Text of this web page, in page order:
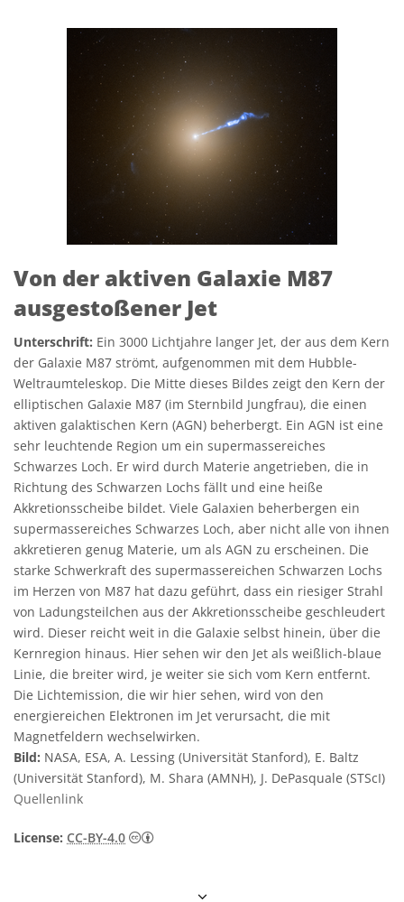
Von der aktiven Galaxie M87
ausgestoßener Jet
Unterschrift: Ein 3000 Lichtjahre langer Jet, der aus dem Kern
der Galaxie M87 strömt, aufgenommen mit dem Hubble-
Weltraumteleskop. Die Mitte dieses Bildes zeigt den Kern der
elliptischen Galaxie M87 (im Sternbild Jungfrau), die einen
aktiven galaktischen Kern (AGN) beherbergt. Ein AGN ist eine
sehr leuchtende Region um ein supermassereiches
Schwarzes Loch. Er wird durch Materie angetrieben, die in
Richtung des Schwarzen Lochs fällt und eine heiße
Akkretionsscheibe bildet. Viele Galaxien beherbergen ein
supermassereiches Schwarzes Loch, aber nicht alle von ihnen
akkretieren genug Materie, um als AGN zu erscheinen. Die
starke Schwerkraft des supermassereichen Schwarzen Lochs
im Herzen von M87 hat dazu geführt, dass ein riesiger Strahl
von Ladungsteilchen aus der Akkretionsscheibe geschleudert
wird. Dieser reicht weit in die Galaxie selbst hinein, über die
Kernregion hinaus. Hier sehen wir den Jet als weißlich-blaue
Linie, die breiter wird, je weiter sie sich vom Kern entfernt.
Die Lichtemission, die wir hier sehen, wird von den
energiereichen Elektronen im Jet verursacht, die mit
Magnetfeldern wechselwirken.
Bild: NASA, ESA, A. Lessing (Universität Stanford), E. Baltz
(Universität Stanford), M. Shara (AMNH), J. DePasquale (STScI)
Quellenlink
License: CC-BY-4.0 Creative Commons Namensnennung 4.0